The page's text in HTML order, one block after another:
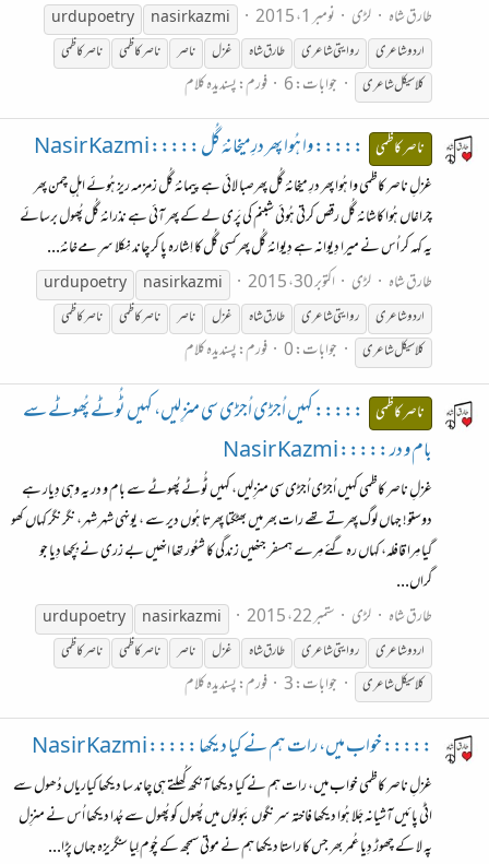
طارق شاہ
لڑی نومبر 1، 2015 nasir kazmi
urdu poetry
اردو شاعری
روایتی شاعری طارق شاہ غزل ناصر ناصرکاظمی ناصرکاظمی
کلاسیکل شاعری
جوابات: 6 فورم:پسندیدہ کلام
ناصر کاظمی ::::: وا ہُوا پھر درِمیخانۂ گُل ::::: Nasir Kazmi
غزلِ ناصر کاظمی وا ہُوا پھر درِ میخانۂ گُل پھرصبا لائی ہے پیمانۂ گُل زمزمہ ریز ہُوئے اہلِ چمن پھر
چراغاں ہُوا کاشانۂ گُل رقص کرتی ہُوئی شبنم کی پَری لے کے پھر آئی ہے نذرانۂ گُل پُھول برسائے
یہ کہہ کر اُس نے میرا دِیوانہ ہے دِیوانۂ گُل پھرکسی گُل کا اِشارہ پا کر چاند نِکلا سرِ مےخانۂ...
طارق شاہ
لڑی اکتوبر 30، 2015 nasir kazmi
urdu poetry
اردو شاعری
روایتی شاعری طارق شاہ غزل ناصر ناصرکاظمی ناصرکاظمی
کلاسیکل شاعری
جوابات: 0 فورم:پسندیدہ کلام
ناصر کاظمی ::::: کہیں اُجڑی اُجڑی سی منزِلیں، کہیں ٹُوٹے پُھوٹے سے
بام و در ::::: Nasir Kazmi
غزلِ ناصر کاظمی کہیں اُجڑی اُجڑی سی منزِلیں، کہیں ٹُوٹے پُھوٹے سے بام و در یہ وہی دِیار ہے
دوستو! جہاں لوگ پِھرتے تھے رات بھر میں بھٹکتا پِھرتا ہُوں دیر سے ، یونہی شہر شہر، نگر نگر کہاں کھو
گیا مِرا قافلہ، کہاں رہ گئے مِرے ہمسفر جنھیں زندگی کا شعُور تھا انھیں بے زری نے بِچھا دِیا جو
گراں...
طارق شاہ
لڑی ستمبر 22، 2015 nasir kazmi
urdu poetry
اردو شاعری
روایتی شاعری طارق شاہ غزل ناصر ناصرکاظمی ناصرکاظمی
کلاسیکل شاعری
جوابات: 3 فورم:پسندیدہ کلام
::::: خواب میں، رات ہم نے کیا دیکھا ::::: Nasir Kazmi
غزلِ ناصر کاظمی خواب میں، رات ہم نے کیا دیکھا آنکھ کُھلتے ہی چاند سا دیکھا کیاریاں دُھول سے
اٹی پائیں آشیانہ جَلا ہُوا دیکھا فاختہ سر نگوں بَبولوُں میں پُھول کو پُھول سے جُدا دیکھا اُس نے منزِل
پہ لا کے چھوڑ دِیا عُمر بھر جس کا راستا دیکھا ہم نے موتی سمجھ کے چُوم لِیا سنگریزہ جہاں پڑا...